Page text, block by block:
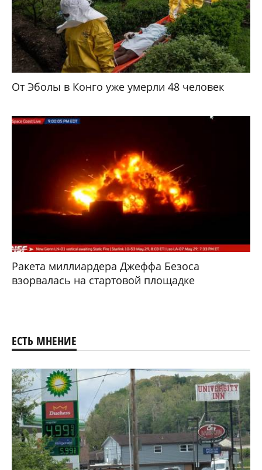
От Эболы в Конго уже умерли 48 человек
Ракета миллиардера Джеффа Безоса
взорвалась на стартовой площадке
ЕСТЬ МНЕНИЕ